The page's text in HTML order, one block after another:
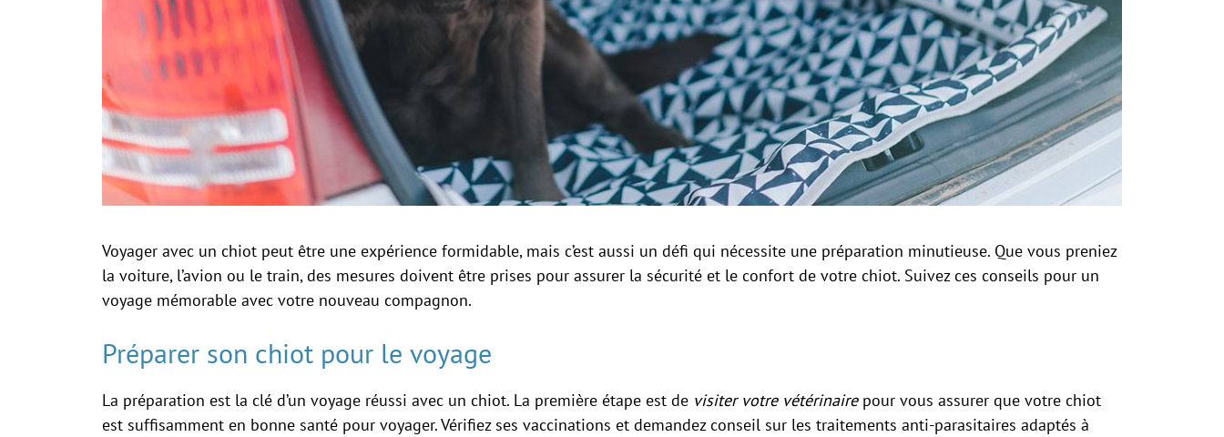
Voyager avec un chiot peut être une expérience formidable, mais c’est aussi un défi qui nécessite une préparation minutieuse. Que vous preniez
la voiture, l’avion ou le train, des mesures doivent être prises pour assurer la sécurité et le confort de votre chiot. Suivez ces conseils pour un
voyage mémorable avec votre nouveau compagnon.
Préparer son chiot pour le voyage
La préparation est la clé d’un voyage réussi avec un chiot. La première étape est de visiter votre vétérinairepour vous assurer que votre chiot
est suffisamment en bonne santé pour voyager. Vérifiez ses vaccinations et demandez conseil sur les traitements anti-parasitaires adaptés à